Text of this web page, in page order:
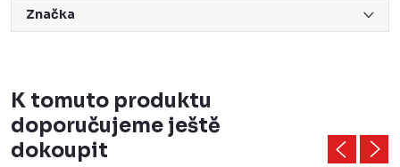
Značka
K tomuto produktu
doporučujeme ještě
dokoupit